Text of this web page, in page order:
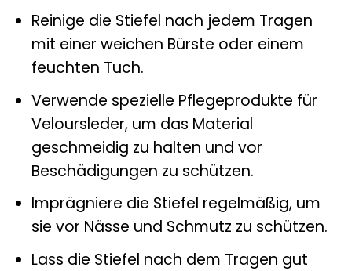
Reinige die Stiefel nach jedem Tragen
mit einer weichen Bürste oder einem
feuchten Tuch.
Verwende spezielle Pflegeprodukte für
Veloursleder, um das Material
geschmeidig zu halten und vor
Beschädigungen zu schützen.
Imprägniere die Stiefel regelmäßig, um
sie vor Nässe und Schmutz zu schützen.
Lass die Stiefel nach dem Tragen gut